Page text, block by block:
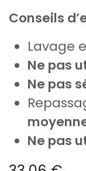
Conseils
Lavage
Ne pas
Ne pas
Ne pas